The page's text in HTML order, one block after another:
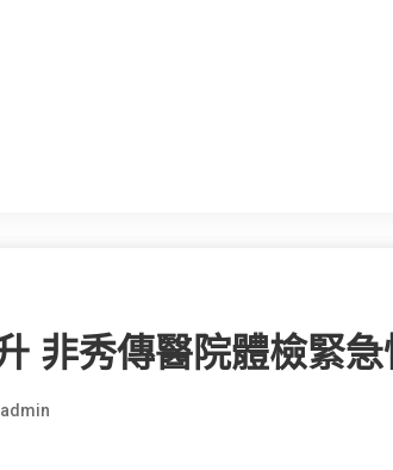
非秀傳醫院體檢緊
admin